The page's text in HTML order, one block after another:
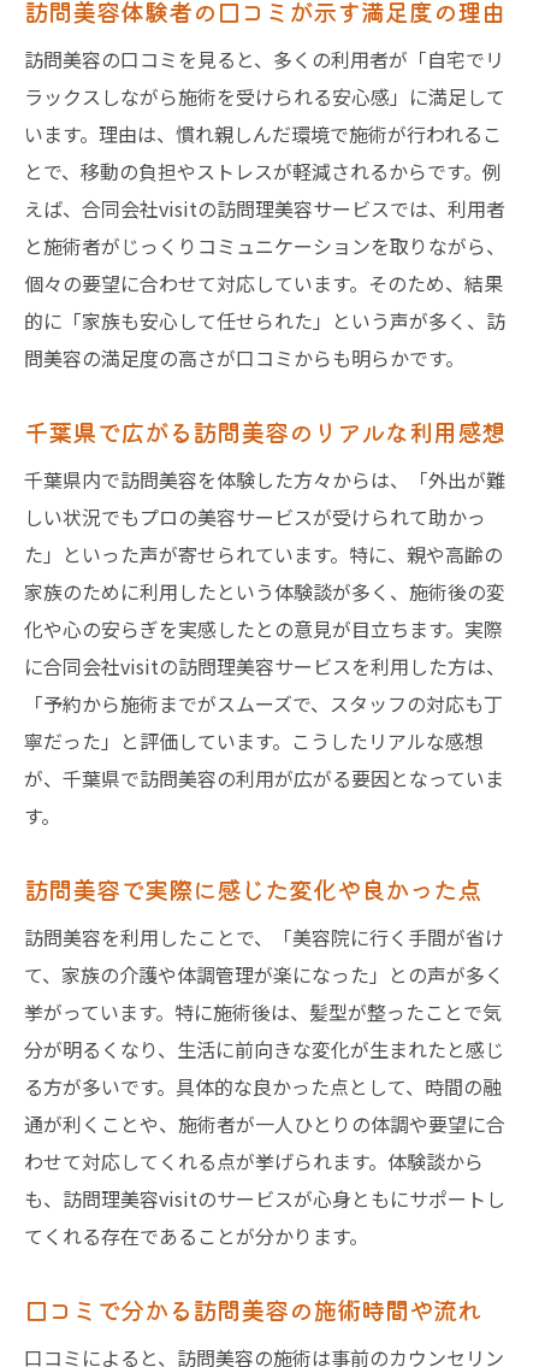
訪問美容体験者の口コミが示す満足度の理由
訪問美容の口コミを見ると、多くの利用者が「自宅でリ
ラックスしながら施術を受けられる安心感」に満足して
います。理由は、慣れ親しんだ環境で施術が行われるこ
とで、移動の負担やストレスが軽減されるからです。例
えば、合同会社visitの訪問理美容サービスでは、利用者
と施術者がじっくりコミュニケーションを取りながら、
個々の要望に合わせて対応しています。そのため、結果
的に「家族も安心して任せられた」という声が多く、訪
問美容の満足度の高さが口コミからも明らかです。
千葉県で広がる訪問美容のリアルな利用感想
千葉県内で訪問美容を体験した方々からは、「外出が難
しい状況でもプロの美容サービスが受けられて助かっ
た」といった声が寄せられています。特に、親や高齢の
家族のために利用したという体験談が多く、施術後の変
化や心の安らぎを実感したとの意見が目立ちます。実際
に合同会社visitの訪問理美容サービスを利用した方は、
「予約から施術までがスムーズで、スタッフの対応も丁
寧だった」と評価しています。こうしたリアルな感想
が、千葉県で訪問美容の利用が広がる要因となっていま
す。
訪問美容で実際に感じた変化や良かった点
訪問美容を利用したことで、「美容院に行く手間が省け
て、家族の介護や体調管理が楽になった」との声が多く
挙がっています。特に施術後は、髪型が整ったことで気
分が明るくなり、生活に前向きな変化が生まれたと感じ
る方が多いです。具体的な良かった点として、時間の融
通が利くことや、施術者が一人ひとりの体調や要望に合
わせて対応してくれる点が挙げられます。体験談から
も、訪問理美容visitのサービスが心身ともにサポートし
てくれる存在であることが分かります。
口コミで分かる訪問美容の施術時間や流れ
口コミによると、訪問美容の施術は事前のカウンセリン